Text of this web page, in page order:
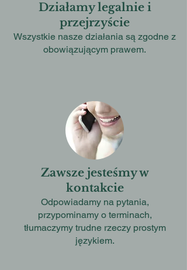
Działamy legalnie i
przejrzyście
Wszystkie nasze działania są zgodne z
obowiązującym prawem.
Zawsze jesteśmy w
kontakcie
Odpowiadamy na pytania,
przypominamy o terminach,
tłumaczymy trudne rzeczy prostym
językiem.